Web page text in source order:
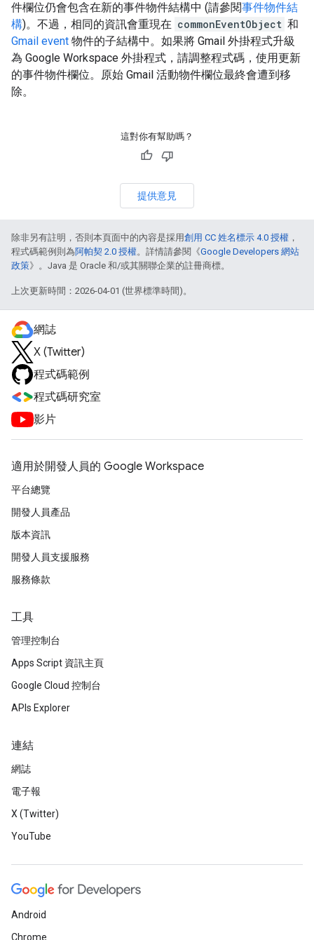
件欄位仍會包含在新的事件物件結構中 (請參閱事件物件結
構)。不過，相同的資訊會重現在 commonEventObject 和
Gmail event 物件的子結構中。如果將 Gmail 外掛程式升級
為 Google Workspace 外掛程式，請調整程式碼，使用更新
的事件物件欄位。原始 Gmail 活動物件欄位最終會遭到移
除。
這對你有幫助嗎？
提供意見
除非另有註明，否則本頁面中的內容是採用創用 CC 姓名標示 4.0 授權 ，
程式碼範例則為阿帕契 2.0 授權。詳情請參閱《Google Developers 網站
政策》。Java 是 Oracle 和/或其關聯企業的註冊商標。
上次更新時間：2026-04-01 (世界標準時間)。
網誌
X (Twitter)
程式碼範例
程式碼研究室
影片
適用於開發人員的 Google Workspace
平台總覽
開發人員產品
版本資訊
開發人員支援服務
服務條款
工具
管理控制台
Apps Script 資訊主頁
Google Cloud 控制台
APIs Explorer
連結
網誌
電子報
X (Twitter)
YouTube
Android
Chrome